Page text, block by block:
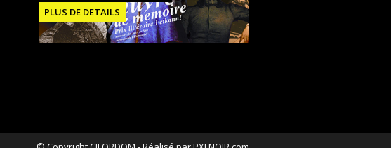
PLUS DE DETAILS